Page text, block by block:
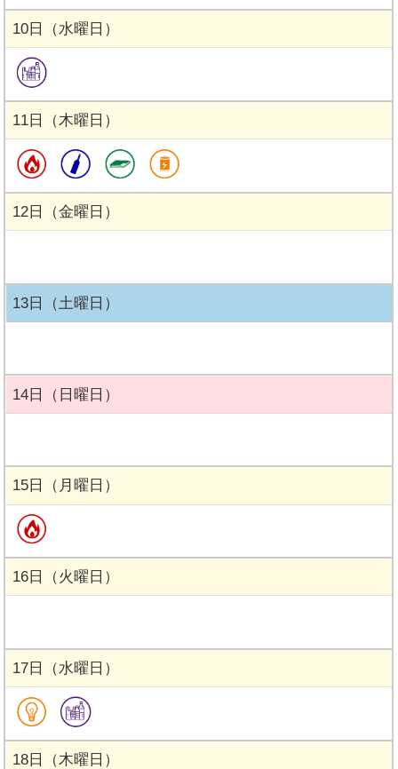
10日（水曜日）
11日（木曜日）
12日（金曜日）
13日（土曜日）
14日（日曜日）
15日（月曜日）
16日（火曜日）
17日（水曜日）
18日（木曜日）